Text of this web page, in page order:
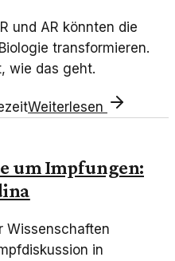
und AR könnten die
transformieren.
wie das geht.
Weiterlesen
um Impfungen:
Wissenschaften
in